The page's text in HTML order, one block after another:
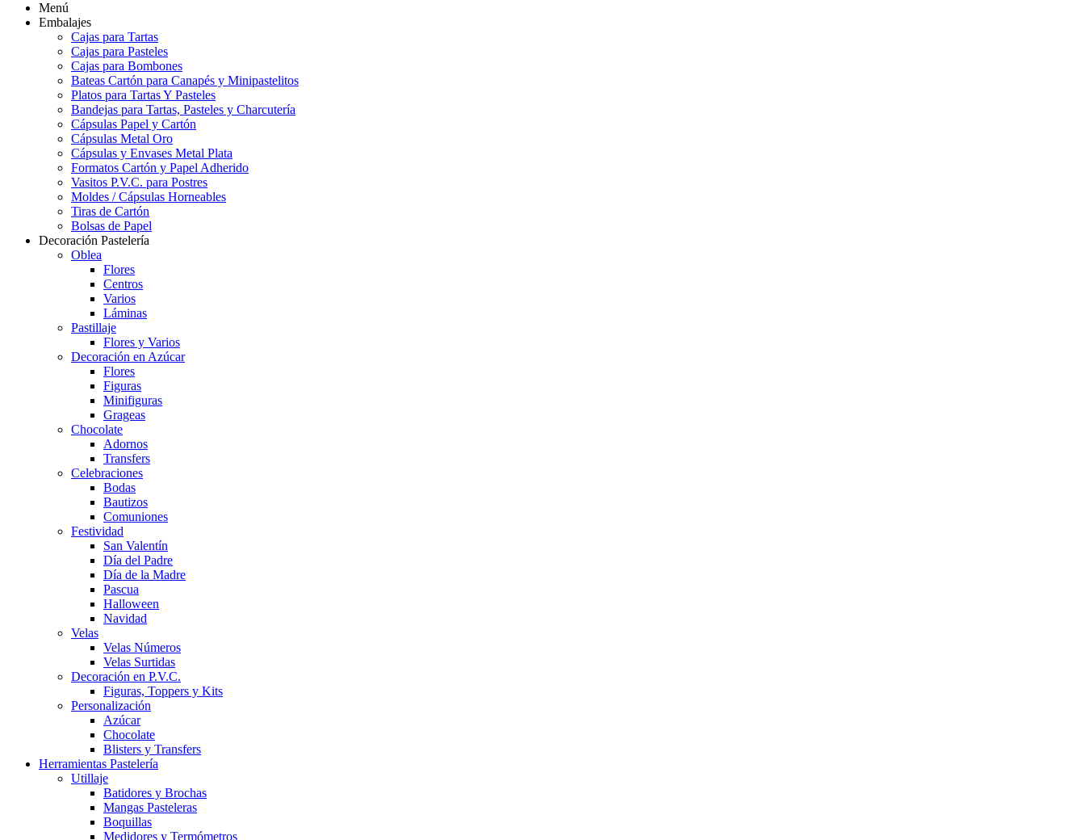
Menú
Embalajes
Cajas para Tartas
Cajas para Pasteles
Cajas para Bombones
Bateas Cartón para Canapés y Minipastelitos
Platos para Tartas Y Pasteles
Bandejas para Tartas, Pasteles y Charcutería
Cápsulas Papel y Cartón
Cápsulas Metal Oro
Cápsulas y Envases Metal Plata
Formatos Cartón y Papel Adherido
Vasitos P.V.C. para Postres
Moldes / Cápsulas Horneables
Tiras de Cartón
Bolsas de Papel
Decoración Pastelería
Oblea
Flores
Centros
Varios
Láminas
Pastillaje
Flores y Varios
Decoración en Azúcar
Flores
Figuras
Minifiguras
Grageas
Chocolate
Adornos
Transfers
Celebraciones
Bodas
Bautizos
Comuniones
Festividad
San Valentín
Día del Padre
Día de la Madre
Pascua
Halloween
Navidad
Velas
Velas Números
Velas Surtidas
Decoración en P.V.C.
Figuras, Toppers y Kits
Personalización
Azúcar
Chocolate
Blisters y Transfers
Herramientas Pastelería
Utillaje
Batidores y Brochas
Mangas Pasteleras
Boquillas
Medidores y Termómetros